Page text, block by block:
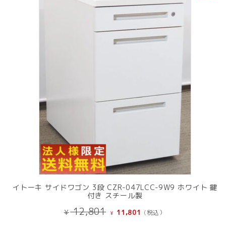
イトーキ サイドワゴン 3段 CZR-047LCC-9W9 ホワイト 鍵
付き スチール製
¥12,801
元
¥ 11,801 現
(税込）